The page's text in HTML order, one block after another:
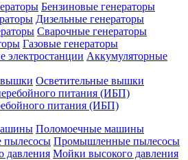
Бензиновые генераторы
Дизельные генераторы
Сварочные генераторы
Газовые генераторы
Аккумуляторные
Осветительные вышки
питания (ИБП)
Поломоечные машины
Промышленные пылесосы
Мойки высокого давления